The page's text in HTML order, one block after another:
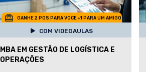
GANHE 2 POS PARA VOCE +1 PARA UM AMIGO
COM VIDEOAULAS
MBA EM GESTÃO DE LOGÍSTICA E
OPERAÇÕES